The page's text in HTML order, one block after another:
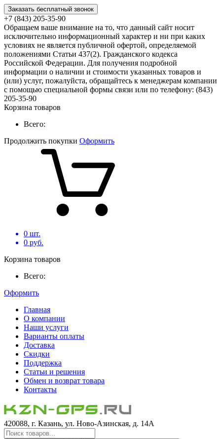
Заказать бесплатный звонок
+7 (843) 205-35-90
Обращаем ваше внимание на то, что данный сайт носит
исключительно информационный характер и ни при каких
условиях не является публичной офертой, определяемой
положениями Статьи 437(2). Гражданского кодекса
Российской Федерации. Для получения подробной
информации о наличии и стоимости указанных товаров и
(или) услуг, пожалуйста, обращайтесь к менеджерам компании
с помощью специальной формы связи или по телефону: (843)
205-35-90
Корзина товаров
Всего:
Продолжить покупки Оформить
0 шт.
0 руб.
Корзина товаров
Всего:
Оформить
Главная
О компании
Наши услуги
Варианты оплаты
Доставка
Скидки
Поддержка
Статьи и решения
Обмен и возврат товара
Контакты
420088, г. Казань, ул. Ново-Азинская, д. 14А